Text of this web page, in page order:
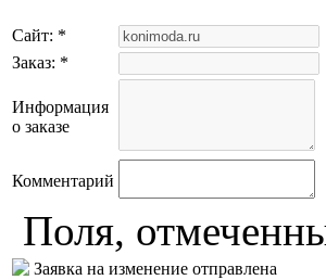
Сайт: *
Заказ: *
Информация
о заказе
Комментарий
Поля,
Заявка на изменение отправлена